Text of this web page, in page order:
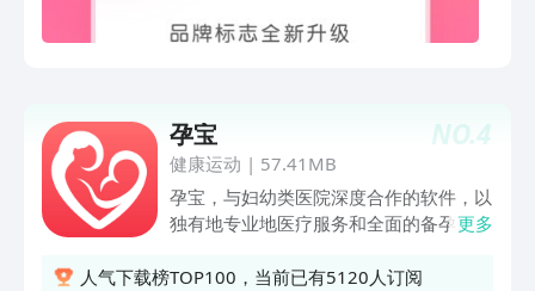
语分级阅读》 历史知识：《给小学生的
中国历史》《超有料漫画》《虫小绿历史
《PNSO恐龙博物馆》《丈量宇宙》《十
万个冷知识百科》 【联系我们】 微信公
众号：口袋故事家长号 客服电话：400-
825-5211 客服工作时间：工作日 10:00-
19:00
忧。【育儿助手】备孕到育儿，医生专业
食……丰富的孕育知识，齐全的孕育小工
具，解决宝宝成长中的小烦恼。【宝妈社
区】千万宝妈交流，分享备孕、怀孕、育
儿中的感受经验和生活日常；还有同城、
感。
NO.4
孕宝
健康运动 | 57.41MB
孕宝，与妇幼类医院深度合作的软件，以
独有地专业地医疗服务和全面的备孕、孕
的专业性： 整合了上千家妇幼类医院资
更多
人气下载榜TOP100，当前已有5120人订阅